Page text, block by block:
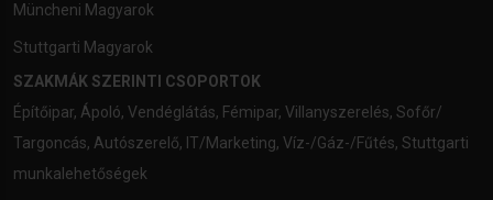
Müncheni Magyarok
Stuttgarti Magyarok
SZAKMÁK SZERINTI CSOPORTOK
Építőipar, Ápoló, Vendéglátás, Fémipar, Villanyszerelés, Sofőr/
Targoncás, Autószerelő, IT/Marketing, Víz-/Gáz-/Fűtés, Stuttgarti
munkalehetőségek